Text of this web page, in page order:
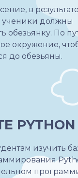
в
ученики должны
обезьянку. По
окружение,
до обезьяны.
PYTHON
изучить